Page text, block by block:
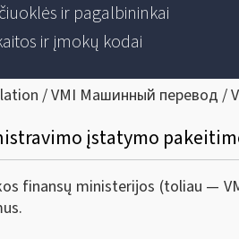
ir pagalbininkai
ir įmokų kodai
/ VMI Машинный перевод /
įstatymo
finansų ministerijos (toliau —